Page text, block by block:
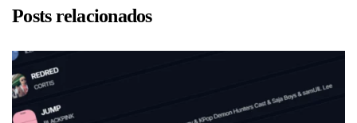
Posts relacionados